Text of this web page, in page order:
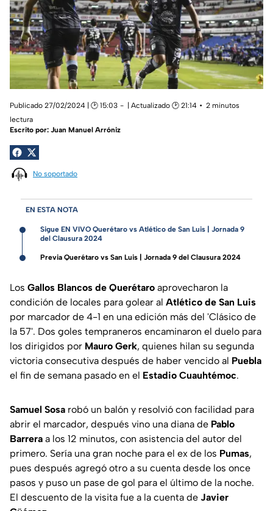
Publicado 27/02/2024 | 🕑 15:03 | Actualizado 🕑 21:14
2 minutos
lectura
Escrito por: Juan Manuel Arróniz
No soportado
EN ESTA NOTA
Sigue EN VIVO Querétaro vs Atlético de San Luis | Jornada 9
del Clausura 2024
Previa Querétaro vs San Luis | Jornada 9 del Clausura 2024
Los Gallos Blancos de Querétaro aprovecharon la
condición de locales para golear al Atlético de San Luis
por marcador de 4-1 en una edición más del 'Clásico de
la 57'. Dos goles tempraneros encaminaron el duelo para
los dirigidos por Mauro Gerk, quienes hilan su segunda
victoria consecutiva después de haber vencido al Puebla
el fin de semana pasado en el Estadio Cuauhtémoc.
Samuel Sosa robó un balón y resolvió con facilidad para
abrir el marcador, después vino una diana de Pablo
Barrera a los 12 minutos, con asistencia del autor del
primero. Sería una gran noche para el ex de los Pumas,
pues después agregó otro a su cuenta desde los once
pasos y puso un pase de gol para el último de la noche.
El descuento de la visita fue a la cuenta de Javier